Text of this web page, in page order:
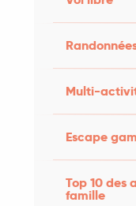
Multi-
Escape
Top 10 des
famille
Nouvel An
Cahors